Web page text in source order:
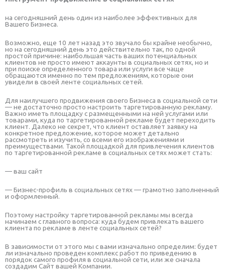
на сегодняшний день один из наиболее эффективных для
Вашего Бизнеса.
Возможно, еще 10 лет назад это звучало бы крайне необычно,
но на сегодняшний день это действительно так, по одной
простой причине: наибольшая часть ваших потенциальных
клиентов не просто имеют аккаунты в социальных сетях, но и
при поиске определенного товара или услуги все чаще
обращаются именно по тем предложениям, которые они
увидели в своей ленте социальных сетей.
Для наилучшего продвижения своего Бизнеса в социальной сети
— не достаточно просто настроить таргетированную рекламу.
Важно иметь площадку с размещенными на ней услугами или
товарами, куда по таргетированной рекламе будет переходить
клиент. Далеко не секрет, что клиент оставляет заявку на
конкретное предложение, которое может детально
рассмотреть и изучить, со всеми его изображениями и
преимуществами. Такой площадкой для привлечения клиентов
по таргетированной рекламе в социальных сетях может стать:
— ваш сайт
— Бизнес-профиль в социальных сетях — грамотно заполненный
и оформленный.
Поэтому настройку таргетированной рекламы мы всегда
начинаем с главного вопроса: куда будем привлекать вашего
клиента по рекламе в ленте социальных сетей?
В зависимости от этого мы с вами изначально определим: будет
ли изначально проведен комплекс работ по приведению в
порядок самого профиля в социальной сети, или же сначала
создадим Сайт вашей Компании.